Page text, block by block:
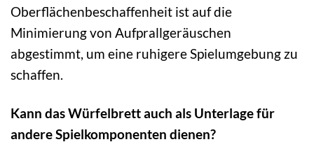
Oberflächenbeschaffenheit ist auf die
Minimierung von Aufprallgeräuschen
abgestimmt, um eine ruhigere Spielumgebung zu
schaffen.
Kann das Würfelbrett auch als Unterlage für
andere Spielkomponenten dienen?